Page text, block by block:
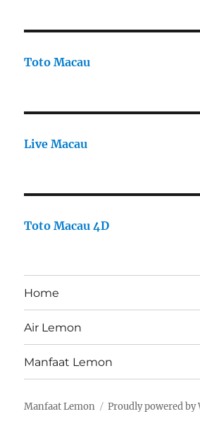
Toto Macau
Live Macau
Toto Macau 4D
Home
Air Lemon
Manfaat Lemon
Manfaat Lemon Proudly powered by